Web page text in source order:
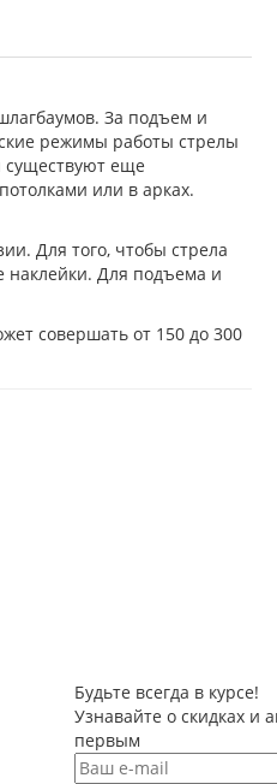
За подъем и
режимы работы стрелы
существуют еще
или в арках.
Для того, чтобы стрела
наклейки. Для подъема и
совершать от 150 до 300
Будьте всегда в курсе!
Узнавайте о скидках и
первым